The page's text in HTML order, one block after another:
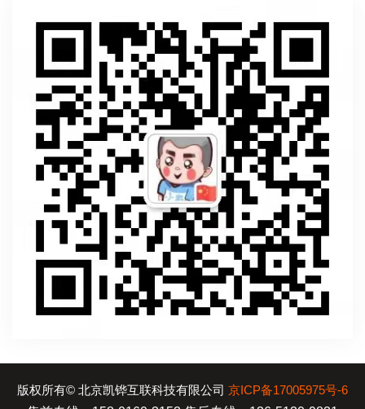
版权所有© 北京凯铧互联科技有限公司 京ICP备17005975号-6